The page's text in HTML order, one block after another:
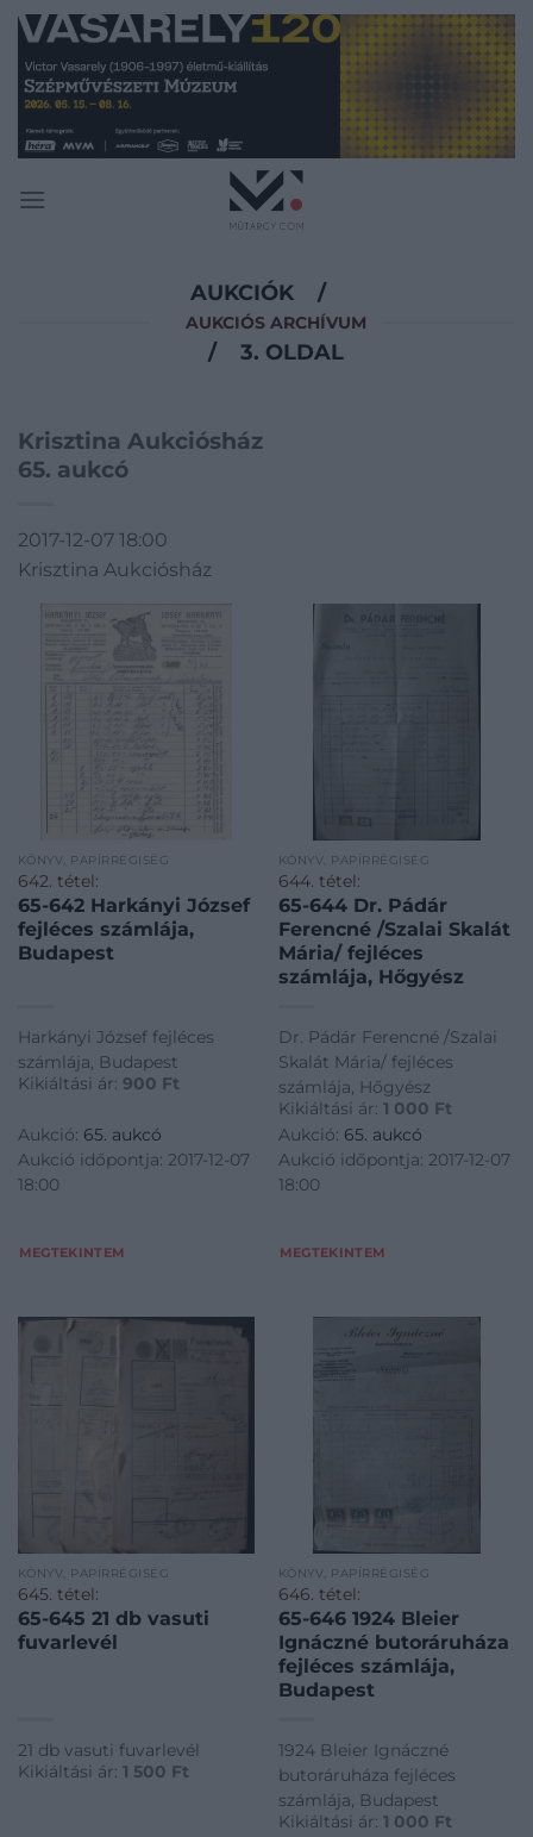
Skip
content
AUKCIÓK /
AUKCIÓS ARCHÍVUM
/ 3. OLDAL
Krisztina Aukciósház
65. aukcó
2017-12-07 18:00
Krisztina Aukciósház
KÖNYV, PAPÍRRÉGISÉG
642. tétel:
65-642 Harkányi József
fejléces számlája,
Budapest
Harkányi József fejléces
számlája, Budapest
Kikiáltási ár: 900 Ft
Aukció: 65. aukcó
Aukció időpontja: 2017-12-07
18:00
MEGTEKINTEM
KÖNYV, PAPÍRRÉGISÉG
644. tétel:
65-644 Dr. Pádár
Ferencné /Szalai Skalát
Mária/ fejléces
számlája, Hőgyész
Dr. Pádár Ferencné /Szalai
Skalát Mária/ fejléces
számlája, Hőgyész
Kikiáltási ár: 1 000 Ft
Aukció: 65. aukcó
Aukció időpontja: 2017-12-07
18:00
MEGTEKINTEM
KÖNYV, PAPÍRRÉGISÉG
645. tétel:
65-645 21 db vasuti
fuvarlevél
21 db vasuti fuvarlevél
Kikiáltási ár: 1 500 Ft
KÖNYV, PAPÍRRÉGISÉG
646. tétel:
65-646 1924 Bleier
Ignáczné butoráruháza
fejléces számlája,
Budapest
1924 Bleier Ignáczné
butoráruháza fejléces
számlája, Budapest
Kikiáltási ár: 1 000 Ft